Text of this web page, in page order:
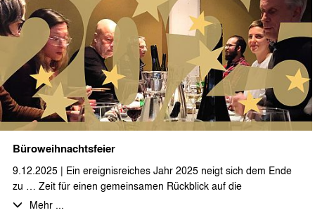
Es handelt sich um einen dreigeschossigen Baukörper mit einer
BGF von ca. 2.400 qm. Mit der Pfahlgründung und den
notwendigen Verbauarbeiten für die Tiefgarage wird im Februar
begonnen. Durch unser Büro werden die LP 5-7 sowie die
künstlerische Oberleitung durchgeführt.
Wir wünschen unserem Auftraggeber sowie allen am Bau
Beteiligten viel Erfolg bei der Realisierung.
Büroweihnachtsfeier
9.12.2025 | Ein ereignisreiches Jahr 2025 neigt sich dem Ende
zu … Zeit für einen gemeinsamen Rückblick auf die
Herausforderungen und Erfolge, die vielen bearbeiteten und
Mehr ...